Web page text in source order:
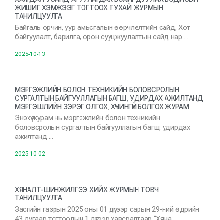
ЖИШИГ ХЭМЖЭЭГ ТОГТООХ ТУХАЙ ЖУРМЫН
ТАНИЛЦУУЛГА
Байгаль орчин, уур амьсгалын өөрчлөлтийн сайд, Хот
байгуулалт, барилга, орон сууцжуулалтын сайд нар …
2025-10-13
МЭРГЭЖЛИЙН БОЛОН ТЕХНИКИЙН БОЛОВСРОЛЫН
СУРГАЛТЫН БАЙГУУЛЛАГЫН БАГШ, УДИРДАХ АЖИЛТАНД
МЭРГЭШЛИЙН ЗЭРЭГ ОЛГОХ, ХҮЧИНГҮЙ БОЛГОХ ЖУРАМ
Энэхүү журам нь мэргэжлийн болон техникийн
боловсролын сургалтын байгууллагын багш, удирдах
ажилтанд …
2025-10-02
ХЯНАЛТ-ШИНЖИЛГЭЭ ХИЙХ ЖУРМЫН ТОВЧ
ТАНИЛЦУУЛГА
Засгийн газрын 2025 оны 01 дүгээр сарын 29-ний өдрийн